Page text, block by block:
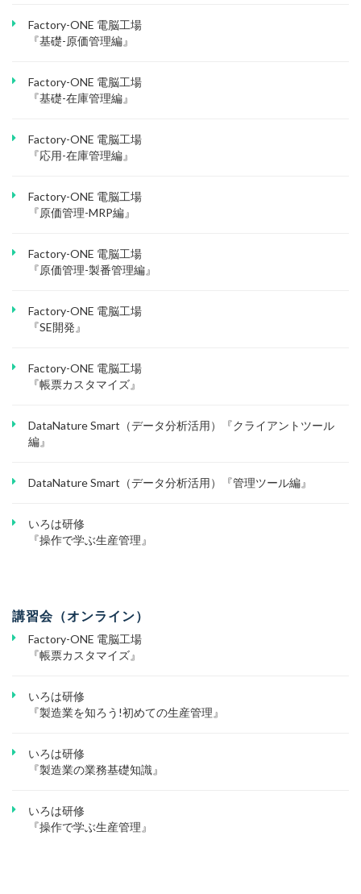
Factory-ONE 電脳工場
『基礎-原価管理編』
Factory-ONE 電脳工場
『基礎-在庫管理編』
Factory-ONE 電脳工場
『応用-在庫管理編』
Factory-ONE 電脳工場
『原価管理-MRP編』
Factory-ONE 電脳工場
『原価管理-製番管理編』
Factory-ONE 電脳工場
『SE開発』
Factory-ONE 電脳工場
『帳票カスタマイズ』
DataNature Smart（データ分析活用）『クライアントツール
編』
DataNature Smart（データ分析活用）『管理ツール編』
いろは研修
『操作で学ぶ生産管理』
講習会（オンライン）
Factory-ONE 電脳工場
『帳票カスタマイズ』
いろは研修
『製造業を知ろう!初めての生産管理』
いろは研修
『製造業の業務基礎知識』
いろは研修
『操作で学ぶ生産管理』